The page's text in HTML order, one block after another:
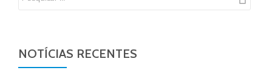
NOTÍCIAS RECENTES